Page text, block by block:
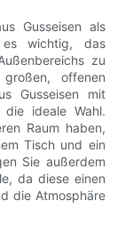
Gusseisen als
es wichtig, das
zu
offenen
Gusseisen mit
die ideale Wahl.
Raum haben,
Tisch und ein
Sie außerdem
da diese einen
die Atmosphäre